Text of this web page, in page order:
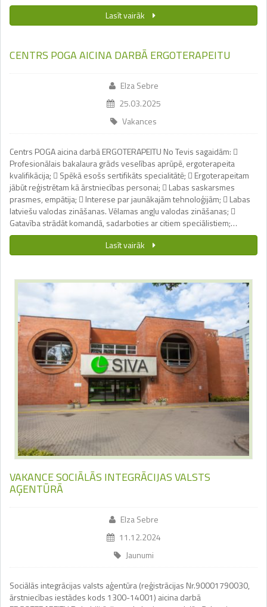
Lasīt vairāk
CENTRS POGA AICINA DARBĀ ERGOTERAPEITU
Elza Sebre
25.03.2025
Vakances
Centrs POGA aicina darbā ERGOTERAPEITU No Tevis sagaidām: 
Profesionālais bakalaura grāds veselības aprūpē, ergoterapeita
kvalifikācija;  Spēkā esošs sertifikāts specialitātē;  Ergoterapeitam
jābūt reģistrētam kā ārstniecības personai;  Labas saskarsmes
prasmes, empātija;  Interese par jaunākajām tehnoloģijām;  Labas
latviešu valodas zināšanas. Vēlamas angļu valodas zināšanas; 
Gatavība strādāt komandā, sadarboties ar citiem speciālistiem;…
Lasīt vairāk
VAKANCE SOCIĀLĀS INTEGRĀCIJAS VALSTS
AĢENTŪRĀ
Elza Sebre
11.12.2024
Jaunumi
Sociālās integrācijas valsts aģentūra (reģistrācijas Nr.90001790030,
ārstniecības iestādes kods 1300-14001) aicina darbā